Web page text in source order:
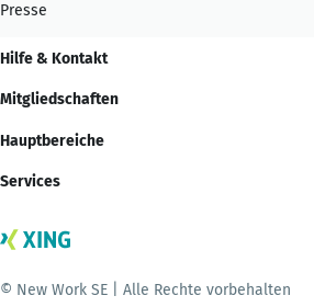
Presse
Hilfe & Kontakt
Mitgliedschaften
Hauptbereiche
Services
© New Work SE | Alle Rechte vorbehalten